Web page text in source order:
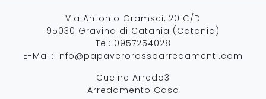
Via Antonio Gramsci, 20 C/D
95030 Gravina di Catania (Catania)
Tel: 0957254028
E-Mail: info@papaverorossoarredamenti.com
Cucine Arredo3
Arredamento Casa